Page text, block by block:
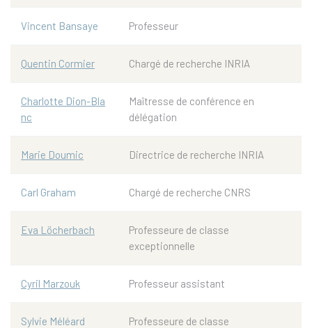
Vincent Bansaye Professeur
Quentin Cormier Chargé de recherche INRIA
Charlotte Dion-Bla
nc
Maîtresse de conférence en
délégation
Marie Doumic Directrice de recherche INRIA
Carl Graham Chargé de recherche CNRS
Eva Löcherbach
Professeure de classe
exceptionnelle
Cyril Marzouk Professeur assistant
Sylvie Méléard
Professeure de classe